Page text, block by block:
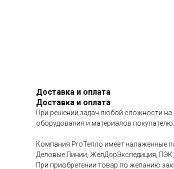
Доставка и оплата
Доставка и оплата
При решении задач любой сложности на
оборудования и материалов покупателю.
Компания ProТепло имеет налаженные
Деловые Линии, ЖелДорЭкспедиция, ПЭК,
При приобретении товар по желанию